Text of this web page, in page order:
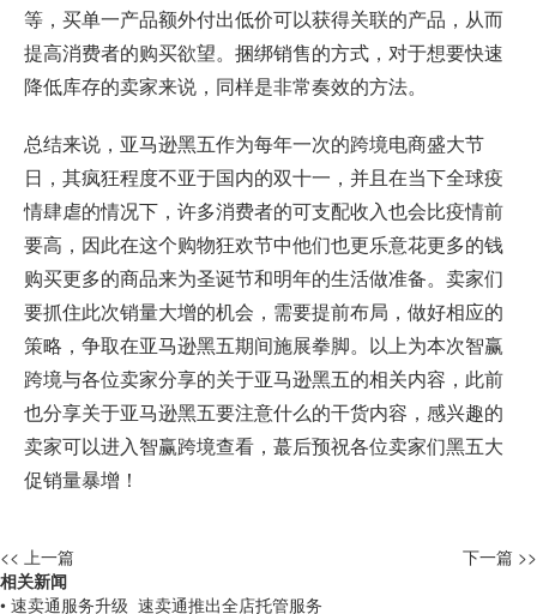
等，买单一产品额外付出低价可以获得关联的产品，从而
提高消费者的购买欲望。捆绑销售的方式，对于想要快速
降低库存的卖家来说，同样是非常奏效的方法。
总结来说，亚马逊黑五作为每年一次的跨境电商盛大节
日，其疯狂程度不亚于国内的双十一，并且在当下全球疫
情肆虐的情况下，许多消费者的可支配收入也会比疫情前
要高，因此在这个购物狂欢节中他们也更乐意花更多的钱
购买更多的商品来为圣诞节和明年的生活做准备。卖家们
要抓住此次销量大增的机会，需要提前布局，做好相应的
策略，争取在亚马逊黑五期间施展拳脚。以上为本次智赢
跨境与各位卖家分享的关于亚马逊黑五的相关内容，此前
也分享关于亚马逊黑五要注意什么的干货内容，感兴趣的
卖家可以进入智赢跨境查看，蕞后预祝各位卖家们黑五大
促销量暴增！
<< 上一篇
下一篇 >>
相关新闻
• 速卖通服务升级_速卖通推出全店托管服务